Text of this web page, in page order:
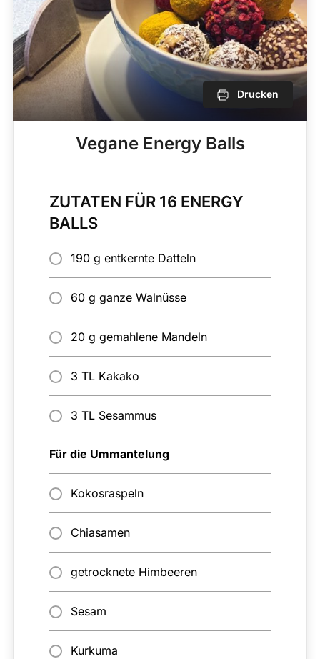
Drucken
Vegane Energy Balls
ZUTATEN FÜR 16 ENERGY
BALLS
190 g entkernte Datteln
60 g ganze Walnüsse
20 g gemahlene Mandeln
3 TL Kakako
3 TL Sesammus
Für die Ummantelung
Kokosraspeln
Chiasamen
getrocknete Himbeeren
Sesam
Kurkuma